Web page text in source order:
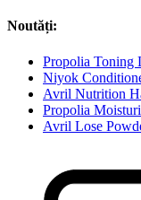
Noutăți:
Propolia Toning
Niyok
Avril Nutrition
Propolia
Avril Lose